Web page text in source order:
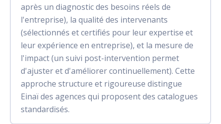
après un diagnostic des besoins réels de
l'entreprise), la qualité des intervenants
(sélectionnés et certifiés pour leur expertise et
leur expérience en entreprise), et la mesure de
l'impact (un suivi post-intervention permet
d'ajuster et d'améliorer continuellement). Cette
approche structure et rigoureuse distingue
Einaï des agences qui proposent des catalogues
standardisés.